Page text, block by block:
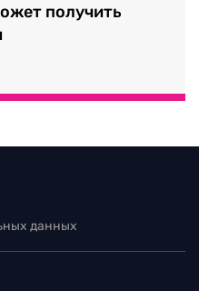
получить
данных